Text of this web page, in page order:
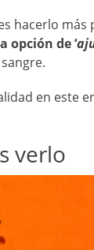
hacerlo
opción de ‘
en este
verlo